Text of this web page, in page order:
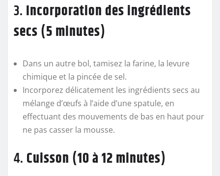
3. Incorporation des ingrédients
secs (5 minutes)
Dans un autre bol, tamisez la farine, la levure
chimique et la pincée de sel.
Incorporez délicatement les ingrédients secs au
mélange d’œufs à l’aide d’une spatule, en
effectuant des mouvements de bas en haut pour
ne pas casser la mousse.
4. Cuisson (10 à 12 minutes)